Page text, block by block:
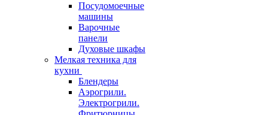
Посудомоечные
машины
Варочные
панели
Духовые шкафы
Мелкая техника для
кухни
Блендеры
Аэрогрили.
Электрогрили.